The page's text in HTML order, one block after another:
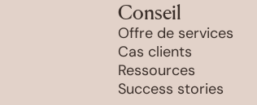
Conseil
Offre de services
Cas clients
Ressources
Success stories